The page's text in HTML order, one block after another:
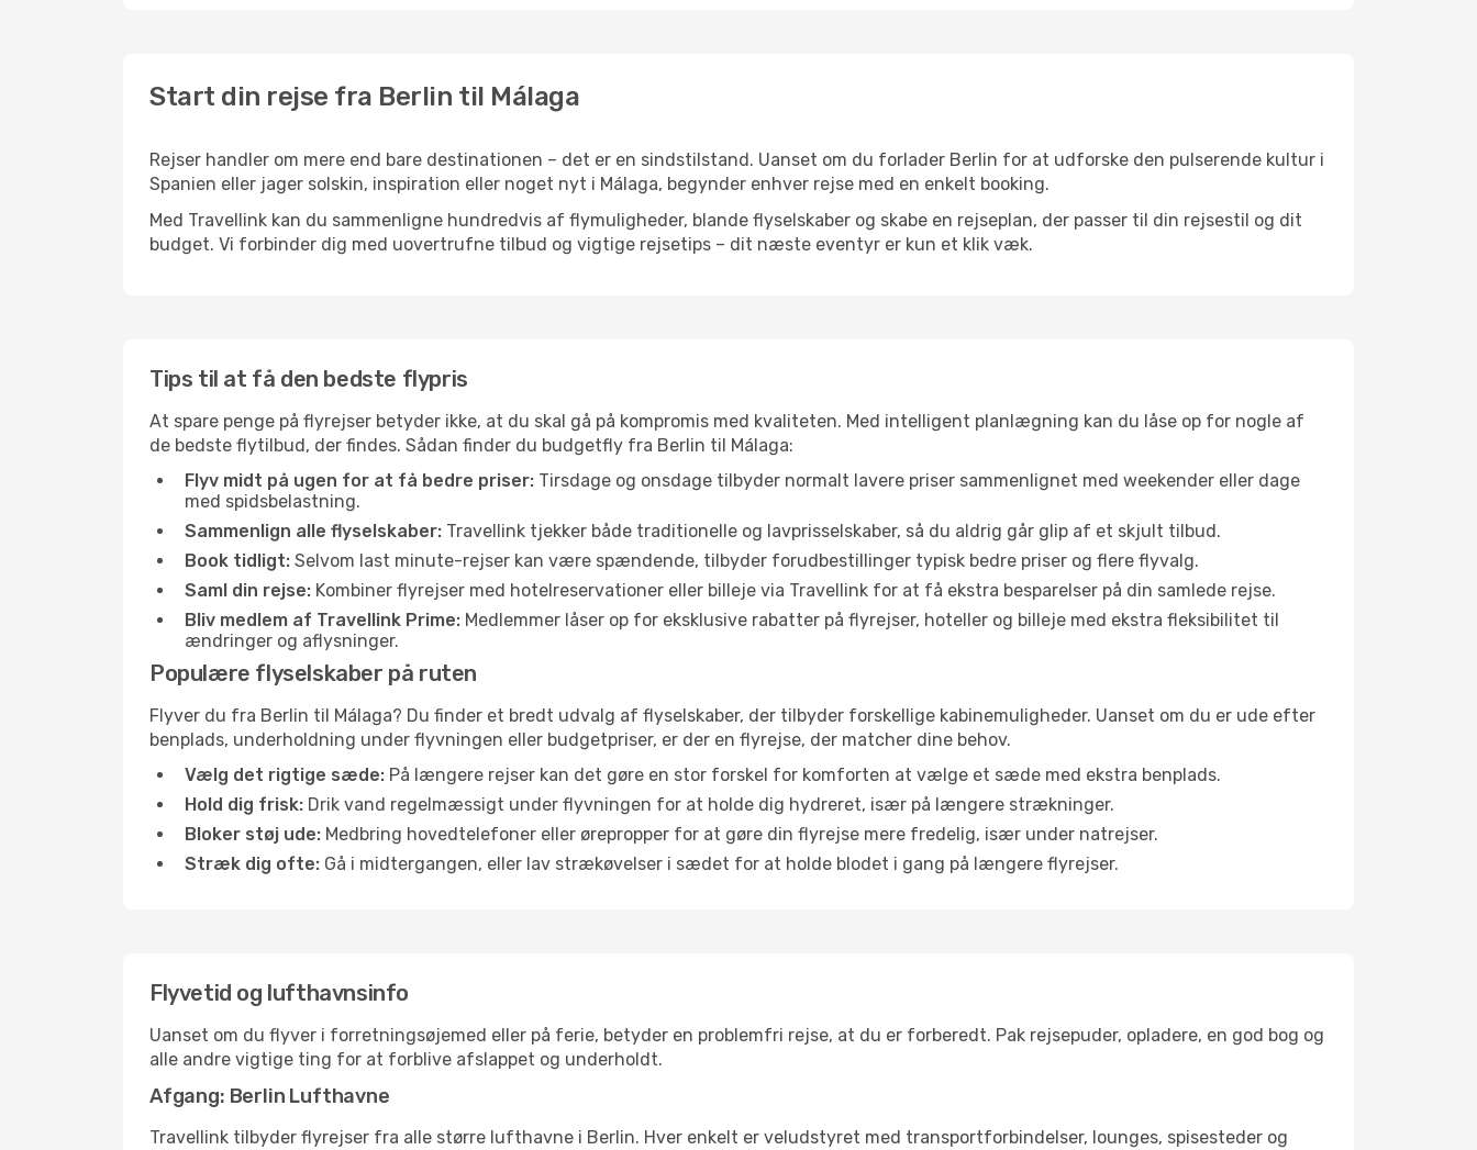
Start din rejse fra Berlin til Málaga
Rejser handler om mere end bare destinationen – det er en sindstilstand. Uanset om du forlader Berlin for at udforske den pulserende kultur i
Spanien eller jager solskin, inspiration eller noget nyt i Málaga, begynder enhver rejse med en enkelt booking.
Med Travellink kan du sammenligne hundredvis af flymuligheder, blande flyselskaber og skabe en rejseplan, der passer til din rejsestil og dit
budget. Vi forbinder dig med uovertrufne tilbud og vigtige rejsetips – dit næste eventyr er kun et klik væk.
Tips til at få den bedste flypris
At spare penge på flyrejser betyder ikke, at du skal gå på kompromis med kvaliteten. Med intelligent planlægning kan du låse op for nogle af
de bedste flytilbud, der findes. Sådan finder du budgetfly fra Berlin til Málaga:
Flyv midt på ugen for at få bedre priser: Tirsdage og onsdage tilbyder normalt lavere priser sammenlignet med weekender eller dage
med spidsbelastning.
Sammenlign alle flyselskaber: Travellink tjekker både traditionelle og lavprisselskaber, så du aldrig går glip af et skjult tilbud.
Book tidligt: Selvom last minute-rejser kan være spændende, tilbyder forudbestillinger typisk bedre priser og flere flyvalg.
Saml din rejse: Kombiner flyrejser med hotelreservationer eller billeje via Travellink for at få ekstra besparelser på din samlede rejse.
Bliv medlem af Travellink Prime: Medlemmer låser op for eksklusive rabatter på flyrejser, hoteller og billeje med ekstra fleksibilitet til
ændringer og aflysninger.
Populære flyselskaber på ruten
Flyver du fra Berlin til Málaga? Du finder et bredt udvalg af flyselskaber, der tilbyder forskellige kabinemuligheder. Uanset om du er ude efter
benplads, underholdning under flyvningen eller budgetpriser, er der en flyrejse, der matcher dine behov.
Vælg det rigtige sæde: På længere rejser kan det gøre en stor forskel for komforten at vælge et sæde med ekstra benplads.
Hold dig frisk: Drik vand regelmæssigt under flyvningen for at holde dig hydreret, især på længere strækninger.
Bloker støj ude: Medbring hovedtelefoner eller ørepropper for at gøre din flyrejse mere fredelig, især under natrejser.
Stræk dig ofte: Gå i midtergangen, eller lav strækøvelser i sædet for at holde blodet i gang på længere flyrejser.
Flyvetid og lufthavnsinfo
Uanset om du flyver i forretningsøjemed eller på ferie, betyder en problemfri rejse, at du er forberedt. Pak rejsepuder, opladere, en god bog og
alle andre vigtige ting for at forblive afslappet og underholdt.
Afgang: Berlin Lufthavne
Travellink tilbyder flyrejser fra alle større lufthavne i Berlin. Hver enkelt er veludstyret med transportforbindelser, lounges, spisesteder og